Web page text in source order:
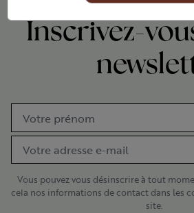
Inscrivez-
Vous pouvez vous désinscrire à tout
cela nos informations de contact dans les
site.